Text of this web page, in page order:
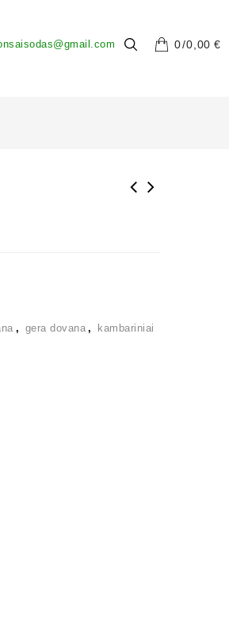
0 0,00€
, gera dovana ,
kambariniai